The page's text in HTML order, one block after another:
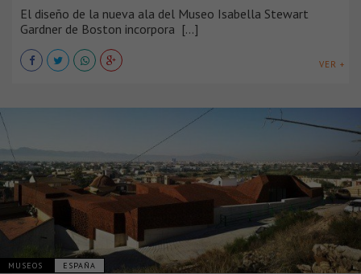
El diseño de la nueva ala del Museo Isabella Stewart
Gardner de Boston incorpora [...]
VER +
MUSEOS ESPAÑA